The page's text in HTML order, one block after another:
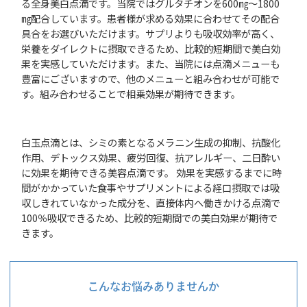
㎎配合しています。患者様が求める効果に合わせてその配合
具合をお選びいただけます。サプリよりも吸収効率が高く、
栄養をダイレクトに摂取できるため、比較的短期間で美白効
果を実感していただけます。また、当院には点滴メニューも
豊富にございますので、他のメニューと組み合わせが可能で
す。組み合わせることで相乗効果が期待できます。
白玉点滴とは、シミの素となるメラニン生成の抑制、抗酸化
作用、デトックス効果、疲労回復、抗アレルギー、二日酔い
に効果を期待できる美容点滴です。 効果を実感するまでに時
間がかかっていた食事やサプリメントによる経口摂取では吸
収しきれていなかった成分を、直接体内へ働きかける点滴で
100％吸収できるため、比較的短期間での美白効果が期待で
きます。
こんなお悩みありませんか